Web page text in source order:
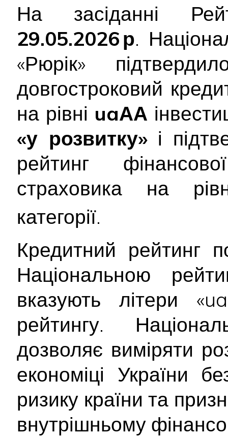
На засіданні
29.05.2026 р.
«Рюрік»
довгостроковий
на рівні uaАА
«у розвитку»і
рейтинг
страховика на
категорії.
Кредитний рейтинг
Національною
вказують літери
рейтингу.
дозволяє виміряти
економіці України
ризику країни та
внутрішньому